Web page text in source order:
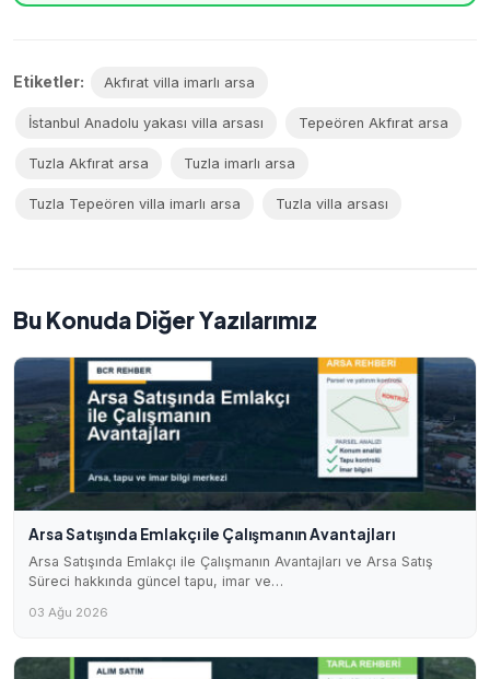
Etiketler: Akfırat villa imarlı arsa
İstanbul Anadolu yakası villa arsası Tepeören Akfırat arsa
Tuzla Akfırat arsa Tuzla imarlı arsa
Tuzla Tepeören villa imarlı arsa Tuzla villa arsası
Bu Konuda Diğer Yazılarımız
Arsa Satışında Emlakçı ile Çalışmanın Avantajları
Arsa Satışında Emlakçı ile Çalışmanın Avantajları ve Arsa Satış
Süreci hakkında güncel tapu, imar ve…
03 Ağu 2026